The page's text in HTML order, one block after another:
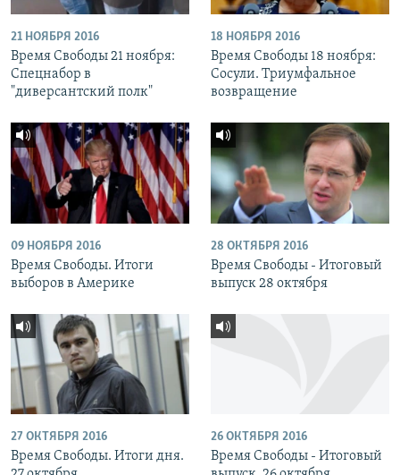
21 НОЯБРЯ 2016
Время Свободы 21 ноября:
Спецнабор в
"диверсантский полк"
18 НОЯБРЯ 2016
Время Свободы 18 ноября:
Сосули. Триумфальное
возвращение
09 НОЯБРЯ 2016
Время Свободы. Итоги
выборов в Америке
28 ОКТЯБРЯ 2016
Время Свободы - Итоговый
выпуск 28 октября
27 ОКТЯБРЯ 2016
Время Свободы. Итоги дня.
26 ОКТЯБРЯ 2016
Время Свободы - Итоговый